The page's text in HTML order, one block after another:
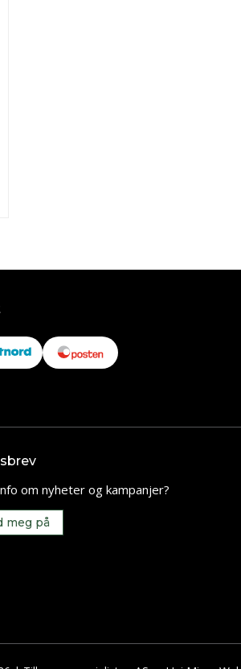
om nyheter og kampanjer?
meg på